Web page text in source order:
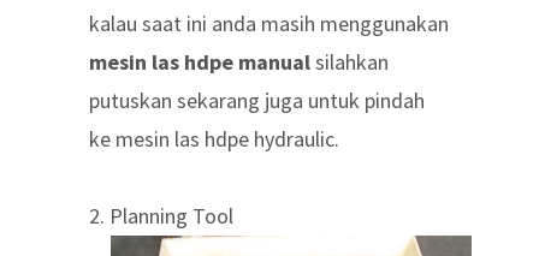
kalau saat ini anda masih menggunakan
mesin las hdpe manualsilahkan
putuskan sekarang juga untuk pindah
ke mesin las hdpe hydraulic.
2. Planning Tool